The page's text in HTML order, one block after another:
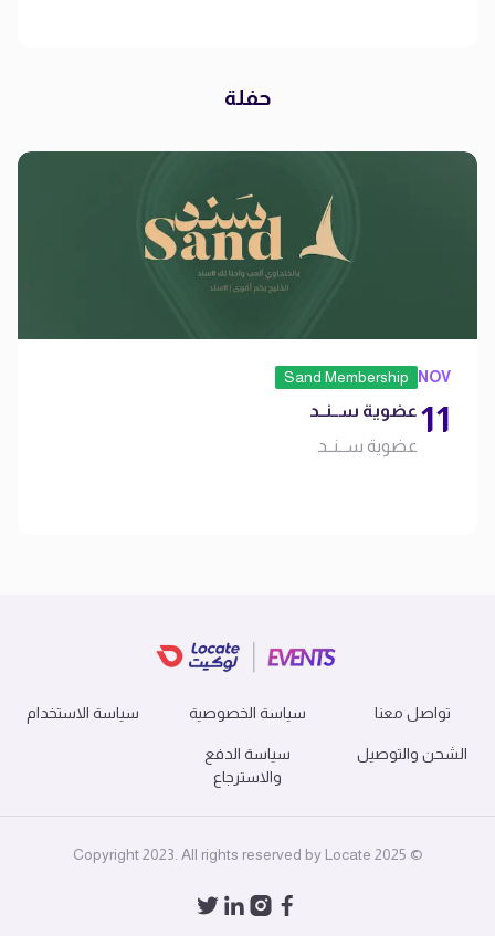
حفلة
NOV
11
Sand Membership
عضوية ســنــد
عضوية ســنــد
تواصل معنا سياسة الخصوصية سياسة الاستخدام
الشحن والتوصيل
سياسة الدفع
والاسترجاع
© 2025 Copyright 2023. All rights reserved by Locate